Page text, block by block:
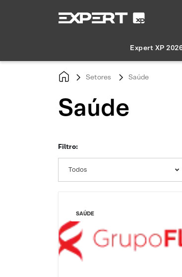
Expert XP
Setores Saúde
Saúde
Filtro:
Todos
SAÚDE